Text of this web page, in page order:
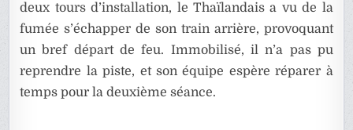
deux tours d’installation, le Thaïlandais a vu de la
fumée s’échapper de son train arrière, provoquant
un bref départ de feu. Immobilisé, il n’a pas pu
reprendre la piste, et son équipe espère réparer à
temps pour la deuxième séance.